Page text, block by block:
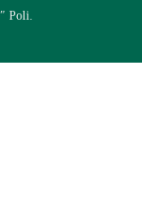
Poli.